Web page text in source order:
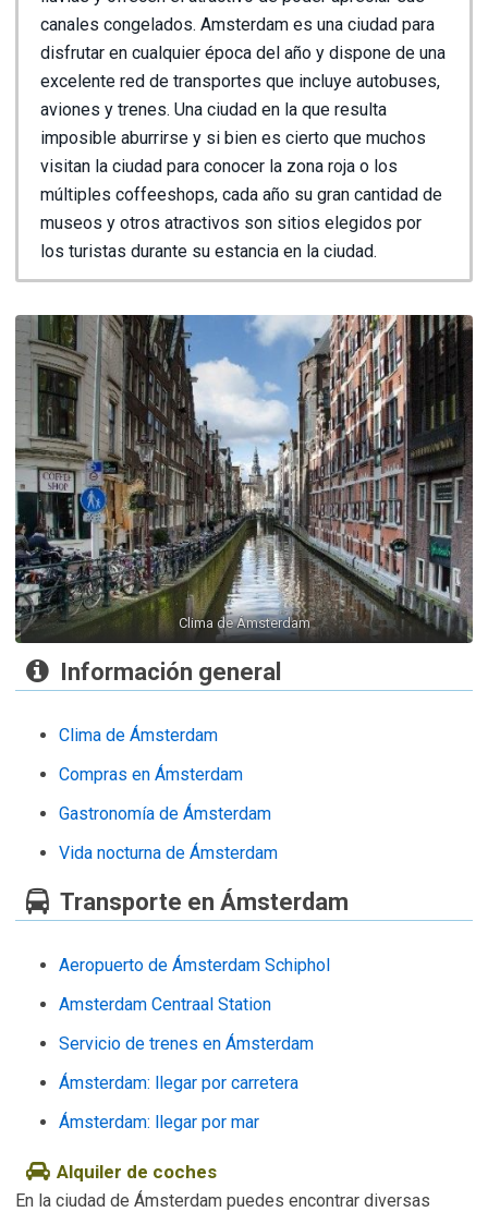
canales congelados. Amsterdam es una ciudad para
disfrutar en cualquier época del año y dispone de una
excelente red de transportes que incluye autobuses,
aviones y trenes. Una ciudad en la que resulta
imposible aburrirse y si bien es cierto que muchos
visitan la ciudad para conocer la zona roja o los
múltiples coffeeshops, cada año su gran cantidad de
museos y otros atractivos son sitios elegidos por
los turistas durante su estancia en la ciudad.
Clima de Ámsterdam
Información general
Clima de Ámsterdam
Compras en Ámsterdam
Gastronomía de Ámsterdam
Vida nocturna de Ámsterdam
Transporte en Ámsterdam
Aeropuerto de Ámsterdam Schiphol
Amsterdam Centraal Station
Servicio de trenes en Ámsterdam
Ámsterdam: llegar por carretera
Ámsterdam: llegar por mar
Alquiler de coches
En la ciudad de Ámsterdam puedes encontrar diversas